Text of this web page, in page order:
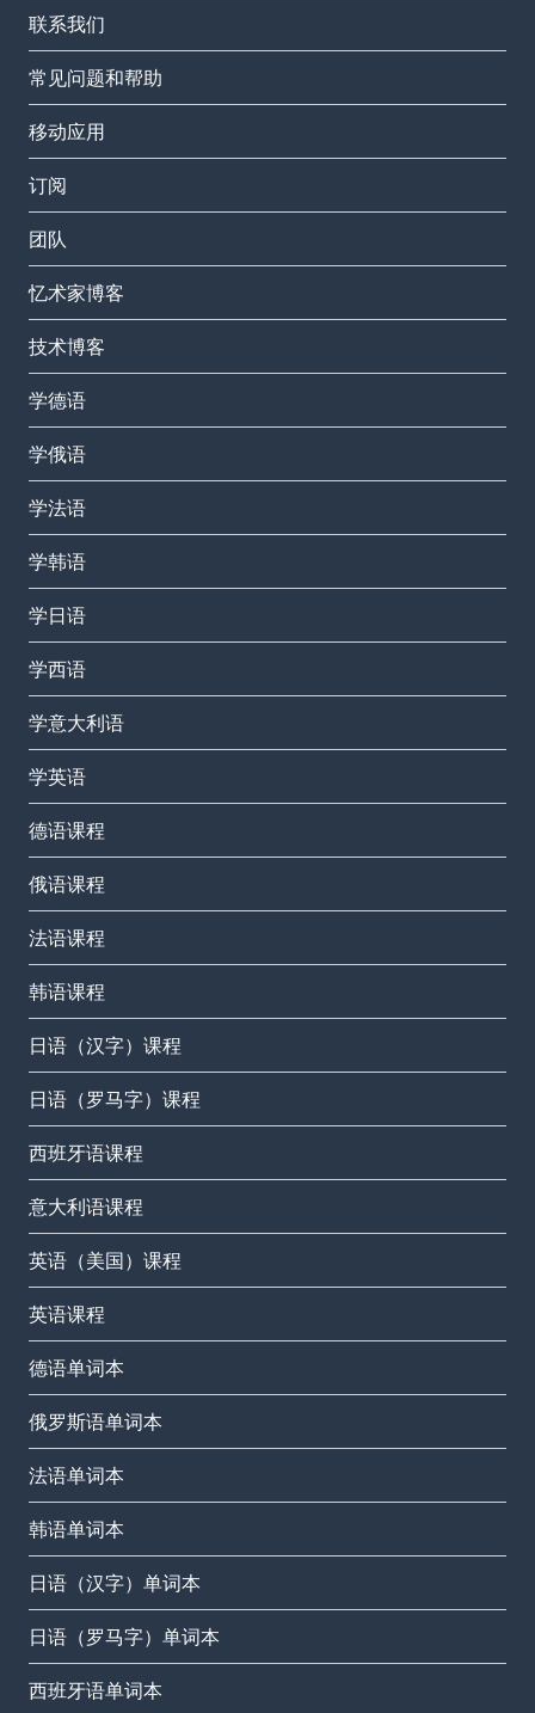
联系我们
常见问题和帮助
移动应用
订阅
团队
忆术家博客
技术博客
学德语
学俄语
学法语
学韩语
学日语
学西语
学意大利语
学英语
德语课程
俄语课程
法语课程
韩语课程
日语（汉字）课程
日语（罗马字）课程
西班牙语课程
意大利语课程
英语（美国）课程
英语课程
德语单词本
俄罗斯语单词本
法语单词本
韩语单词本
日语（汉字）单词本
日语（罗马字）单词本
西班牙语单词本